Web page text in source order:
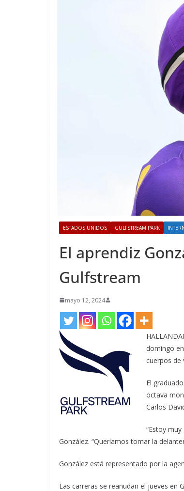
ESTADOS UNIDOS GULFSTREAM PARK
El aprendiz
Gulfstream
mayo 12, 2024
domingo
cuerpos de
El
octava
Carlos
“Estoy
González. “Queríamos tomar la
González está representado por la
Las carreras se reanudan el jueves en